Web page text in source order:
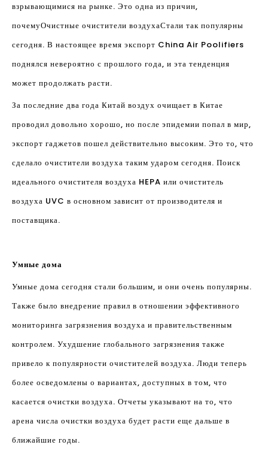
взрывающимися на рынке. Это одна из причин,
почемуОчистные очистители воздухаСтали так популярны
сегодня. В настоящее время экспорт China Air Poolifiers
поднялся невероятно с прошлого года, и эта тенденция
может продолжать расти.
За последние два года Китай воздух очищает в Китае
проводил довольно хорошо, но после эпидемии попал в мир,
экспорт гаджетов пошел действительно высоким. Это то, что
сделало очистители воздуха таким ударом сегодня. Поиск
идеального очистителя воздуха HEPA или очиститель
воздуха UVC в основном зависит от производителя и
поставщика.
Умные дома
Умные дома сегодня стали большим, и они очень популярны.
Также было внедрение правил в отношении эффективного
мониторинга загрязнения воздуха и правительственным
контролем. Ухудшение глобального загрязнения также
привело к популярности очистителей воздуха. Люди теперь
более осведомлены о вариантах, доступных в том, что
касается очистки воздуха. Отчеты указывают на то, что
арена числа очистки воздуха будет расти еще дальше в
ближайшие годы.